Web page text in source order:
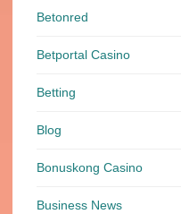
Betonred
Betportal Casino
Betting
Blog
Bonuskong Casino
Business News